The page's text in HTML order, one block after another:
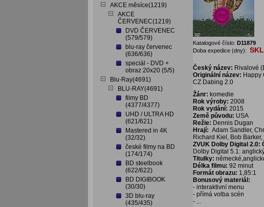
AKCE měsíce(1219)
AKCE
ČERVENEC(1219)
DVD ČERVENEC
(579/579)
blu-ray červenec
(636/636)
speciál - DVD +
obraz 20x20 (5/5)
Blu-Ray(4691)
BLU-RAY(4691)
filmy BD
(4377/4377)
UHD / ULTRA HD
(621/621)
Mastered in 4K
(32/32)
české filmy na BD
(174/174)
BD steelbook
(622/622)
BD DIGIBOOK
(30/30)
3D blu-ray
(435/435)
Katalogové číslo: D11879
Doba expedice (dny):
Český název: Rivalové
Originální název: Happy
CZ Dabing 2.0
Žánr: komedie
Rok výroby: 2008
Rok vydání: 2015
Země původu: USA
Režie: Dennis Dugan
Hrají: Adam Sandler,
Richard Kiel, Bob
ZVUK Dolby Digital 2.0:
Dolby Digital 5.1:
Titulky:
Délka filmu: 92 minut
Formát obrazu: 1,85:1
Bonusový materiál:
- interaktivní menu
- přímá volba scén
- ...